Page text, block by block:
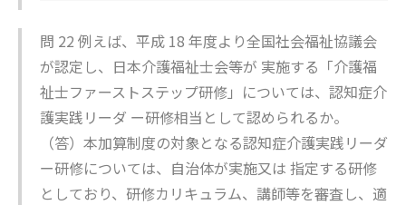
問 22 例えば、平成 18 年度より全国社会福祉協議会
が認定し、日本介護福祉士会等が 実施する「介護福
祉士ファーストステップ研修」については、認知症介
護実践リーダ ー研修相当として認められるか。
（答）本加算制度の対象となる認知症介護実践リーダ
ー研修については、自治体が実施又は 指定する研修
としており、研修カリキュラム、講師等を審査し、適